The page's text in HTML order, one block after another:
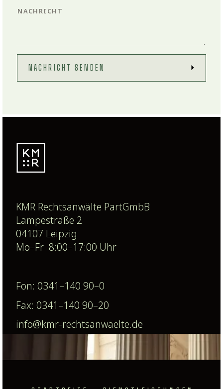
KMR Rechtsanwälte PartGmbB
Lampestraße 2
04107 Leipzig
Mo–Fr 8:00–17:00 Uhr
Fon: 0341–140 90–0
Fax: 0341–140 90–20
info@kmr-rechtsanwaelte.de